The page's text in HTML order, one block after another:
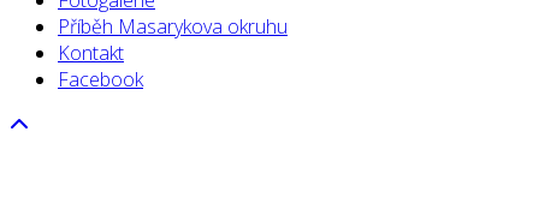
Příběh Masarykova okruhu
Kontakt
Facebook